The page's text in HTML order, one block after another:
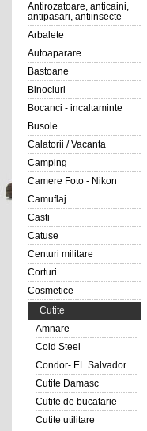
Antirozatoare, anticaini,
antipasari, antiinsecte
Arbalete
Autoaparare
Bastoane
Binocluri
Bocanci - incaltaminte
Busole
Calatorii / Vacanta
Camping
Camere Foto - Nikon
Camuflaj
Casti
Catuse
Centuri militare
Corturi
Cosmetice
Cutite
Amnare
Cold Steel
Condor- EL Salvador
Cutite Damasc
Cutite de bucatarie
Cutite utilitare